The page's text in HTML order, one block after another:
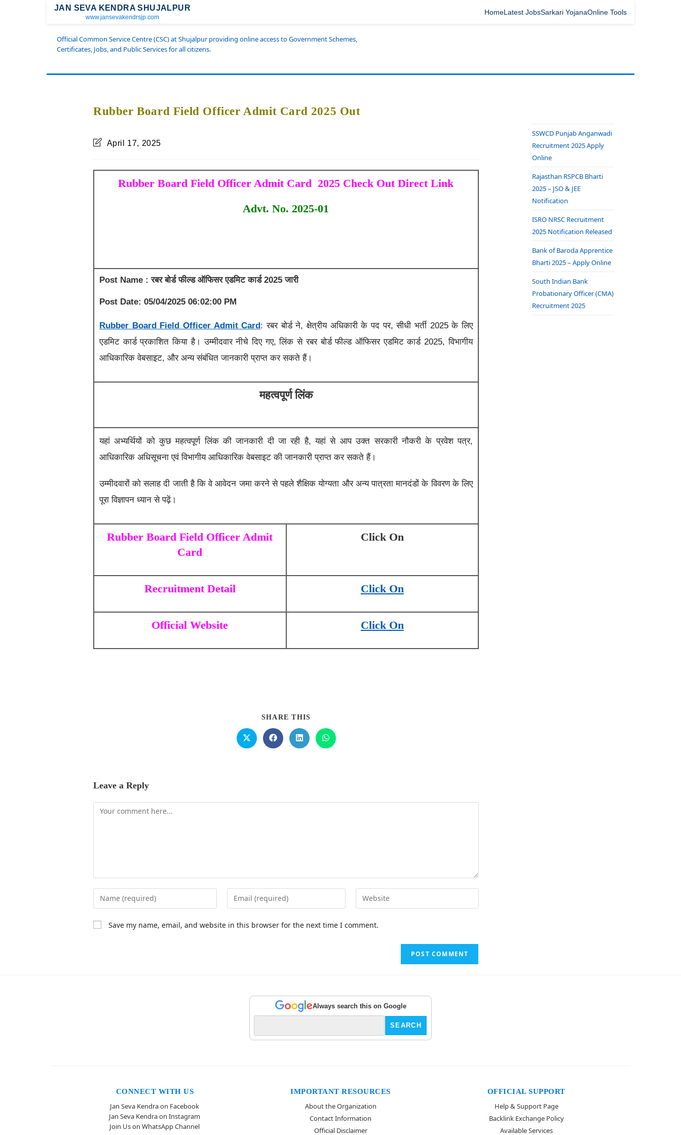
JAN SEVA KENDRA SHUJALPUR
www.jansevakendrsjp.com
HomeLatest JobsSarkari YojanaOnline Tools
Official Common Service Centre (CSC) at Shujalpur providing online access to Government Schemes,
Certificates, Jobs, and Public Services for all citizens.
Rubber Board Field Officer Admit Card 2025 Out
April 17, 2025
Rubber Board Field Officer Admit Card 2025 Check Out Direct Link
Advt. No. 2025-01
Post Name : रबर बोर्ड फील्ड ऑफिसर एडमिट कार्ड 2025 जारी
Post Date: 05/04/2025 06:02:00 PM
Rubber Board Field Officer Admit Card: रबर बोर्ड ने, क्षेत्रीय अधिकारी के पद पर, सीधी भर्ती 2025 के लिए
एडमिट कार्ड प्रकाशित किया है। उम्मीदवार नीचे दिए गए, लिंक से रबर बोर्ड फील्ड ऑफिसर एडमिट कार्ड 2025,विभागीय
आधिकारिक वेबसाइट, और अन्य संबंधित जानकारी प्राप्त कर सकते हैं।
महत्वपूर्ण लिंक
यहां अभ्यर्थियों को कुछ महत्वपूर्ण लिंक की जानकारी दी जा रही है, यहां से आप उक्त सरकारी नौकरी के प्रवेश पत्र,
आधिकारिक अधिसूचना एवं विभागीय आधिकारिक वेबसाइट की जानकारी प्राप्त कर सकते हैं।
उम्मीदवारों को सलाह दी जाती है कि वे आवेदन जमा करने से पहले शैक्षिक योग्यता और अन्य पात्रता मानदंडों के विवरण के लिए
पूरा विज्ञापन ध्यान से पढ़ें।
Rubber Board Field Officer Admit
Card
Click On
Recruitment Detail Click On
Official Website Click On
SHARE THIS
Leave a Reply
Save my name, email, and website in this browser for the next time I comment.
SSWCD Punjab Anganwadi
Recruitment 2025 Apply
Online
Rajasthan RSPCB Bharti
2025 – JSO & JEE
Notification
ISRO NRSC Recruitment
2025 Notification Released
Bank of Baroda Apprentice
Bharti 2025 – Apply Online
South Indian Bank
Probationary Officer (CMA)
Recruitment 2025
Always search this on Google
CONNECT WITH US
Jan Seva Kendra on Facebook
Jan Seva Kendra on Instagram
Join Us on WhatsApp Channel
IMPORTANT RESOURCES
About the Organization
Contact Information
Official Disclaimer
OFFICIAL SUPPORT
Help & Support Page
Backlink Exchange Policy
Available Services